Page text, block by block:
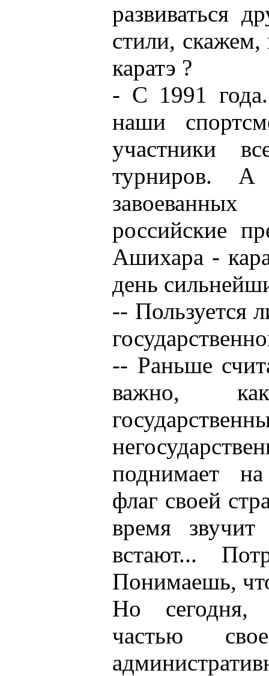
развиваться
стили,
каратэ ?
- С 1991
наши
участники
турниров. А
российские
Ашихара -
день
-- Пользуется
-- Раньше
важно,
поднимает
флаг своей
время
встают...
Понимаешь,
Но сегодня,
частью